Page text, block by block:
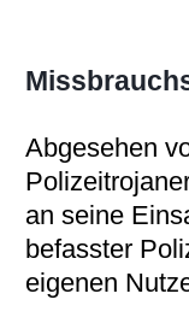
Abgesehen
an seine
befasster
eigenen